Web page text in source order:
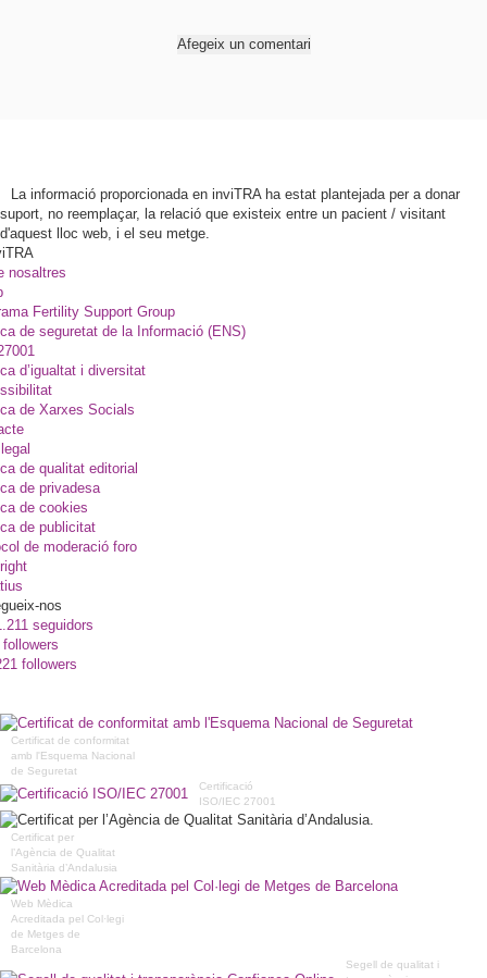
Afegeix un comentari
La informació proporcionada en inviTRA ha estat plantejada per a donar
suport, no reemplaçar, la relació que existeix entre un pacient / visitant
d'aquest lloc web, i el seu metge.
nosaltres
Fertility Support Group
de seguretat de la Informació (ENS)
d’igualtat i diversitat
de Xarxes Socials
de qualitat editorial
de privadesa
de cookies
de publicitat
de moderació foro
nos
seguidors
followers
followers
Certificat de conformitat
amb l'Esquema Nacional
de Seguretat
Certificació
ISO/IEC 27001
Certificat per
l’Agència de Qualitat
Sanitària d’Andalusia
Web Mèdica
Acreditada pel Col·legi
de Metges de
Barcelona
Segell de qualitat i